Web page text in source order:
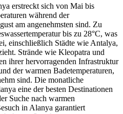
erstreckt sich von Mai bis
während der
am angenehmsten sind. Zu
bis zu 28°C, was
einschließlich Städte wie Antalya,
Strände wie Kleopatra und
ihrer hervorragenden Infrastruktur
der warmen Badetemperaturen,
sind. Die monatliche
eine der besten Destinationen
Suche nach warmen
in Alanya garantiert